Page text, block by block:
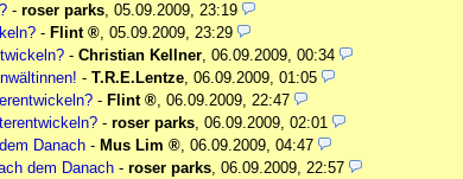
- roser parks, 05.09.2009, 23:19
- Flint , 05.09.2009, 23:29
- Christian Kellner, 06.09.2009, 00:34
- T.R.E.Lentze, 06.09.2009, 01:05
- Flint , 06.09.2009, 22:47
- roser parks, 06.09.2009, 02:01
Danach - Mus Lim , 06.09.2009, 04:47
dem Danach - roser parks, 06.09.2009, 22:57